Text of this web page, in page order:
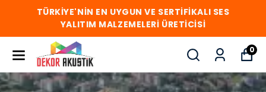
TÜRKİYE'NİN EN UYGUN VE SERTİFİKALI SES
YALITIM MALZEMELERİ ÜRETİCİSİ
0